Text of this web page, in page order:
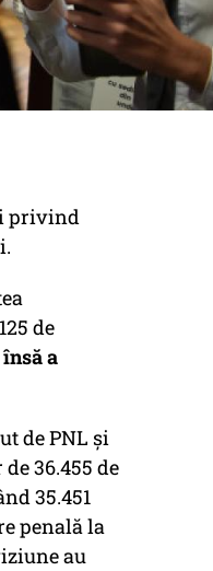
privind
de
a
de PNL şi
36.455 de
35.451
penală la
au